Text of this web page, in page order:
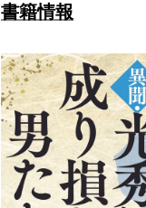
書籍情報